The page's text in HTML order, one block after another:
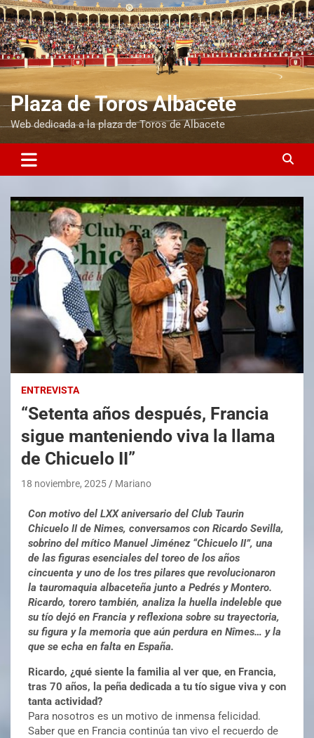
Plaza de Toros Albacete
Web dedicada a la plaza de Toros de Albacete
ENTREVISTA
“Setenta años después, Francia
sigue manteniendo viva la llama
de Chicuelo II”
18 noviembre, 2025 Mariano
Con motivo del LXX aniversario del Club Taurin
Chicuelo II de Nimes, conversamos con Ricardo Sevilla,
sobrino del mítico Manuel Jiménez “Chicuelo II”, una
de las figuras esenciales del toreo de los años
cincuenta y uno de los tres pilares que revolucionaron
la tauromaquia albaceteña junto a Pedrés y Montero.
Ricardo, torero también, analiza la huella indeleble que
su tío dejó en Francia y reflexiona sobre su trayectoria,
su figura y la memoria que aún perdura en Nîmes… y la
que se echa en falta en España.
Ricardo, ¿qué siente la familia al ver que, en Francia,
tras 70 años, la peña dedicada a tu tío sigue viva y con
tanta actividad?
Para nosotros es un motivo de inmensa felicidad.
Saber que en Francia continúa tan vivo el recuerdo de